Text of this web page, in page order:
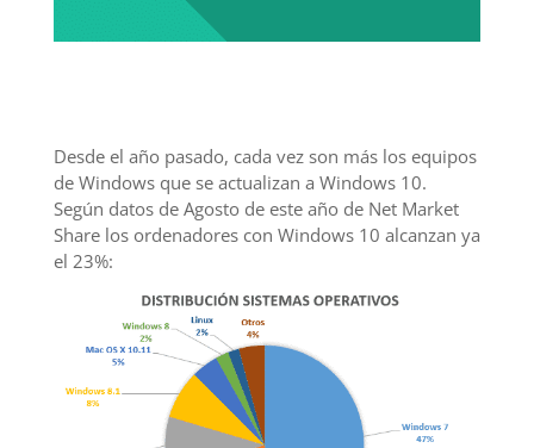
Desde el año pasado, cada vez son más los equipos
de Windows que se actualizan a Windows 10.
Según datos de Agosto de este año de Net Market
Share los ordenadores con Windows 10 alcanzan ya
el 23%: